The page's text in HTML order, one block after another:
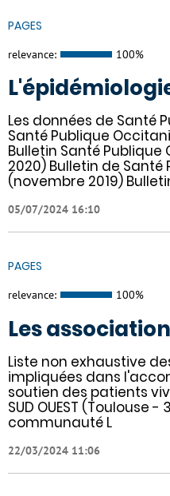
PAGES
relevance: 100%
Les données de Santé
Santé Publique
Bulletin Santé
2020) Bulletin de
(novembre 2019)
05/07/2024 16:10
PAGES
relevance: 100%
Les
Liste non exhaustive
impliquées dans
soutien des patients
SUD OUEST (Toulouse
communauté L
22/03/2024 11:06